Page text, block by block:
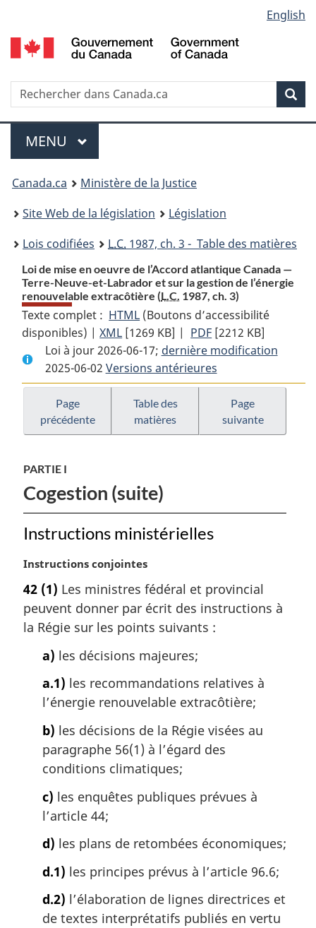
au
contenu
propos
de
la
HTML
simplifiée
selection
English
Recherche
Menu
MENU PRINCIPAL
You
are
here:
Canada.ca
Ministère de la Justice
Site Web de la législation
Législation
Lois codifiées
L.C. 1987, ch. 3 - Table des matières
Loi de mise en oeuvre de l’Accord atlantique Canada —
Terre-Neuve-et-Labrador et sur la gestion de l’énergie
renouvelable extracôtière (L.C. 1987, ch. 3)
Texte complet : HTML Texte
complet
:
Loi
de
mise
en
oeuvre
atlantique
Canada
—
Terre-
Neuve-
Labrador
et
sur
la
gestion
de
l’énergie
extracôtière
(Boutons d’accessibilité
disponibles) |XML Texte
complet
:
Loi
de
mise
en
l’Accord
atlantique
Canada
—
Terre-
et-
Labrador
et
sur
gestion
de
renouvelable
extracôtière
[1269 KB] | PDF Texte
complet
:
Loi
mise
en
atlantique
—
et-
Labrador
et
gestion
de
renouvelable
extracôtière
[2212 KB]
Loi à jour 2026-06-17; dernière modification
2025-06-02 Versions antérieures
Page
précédente
Table des
matières
Page
suivante
PARTIE I
Cogestion (suite)
Instructions ministérielles
N
t
e
m
Instructions conjointes
42 (1) Les ministres fédéral et provincial
peuvent donner par écrit des instructions à
la Régie sur les points suivants :
a) les décisions majeures;
a.1) les recommandations relatives à
l’énergie renouvelable extracôtière;
b) les décisions de la Régie visées au
paragraphe 56(1) à l’égard des
conditions climatiques;
c) les enquêtes publiques prévues à
l’article 44;
d) les plans de retombées économiques;
d.1) les principes prévus à l’article 96.6;
d.2) l’élaboration de lignes directrices et
de textes interprétatifs publiés en vertu